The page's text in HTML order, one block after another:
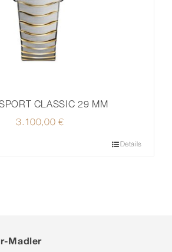
CLASSIC 29 MM
3.100,00€
Details
Madler